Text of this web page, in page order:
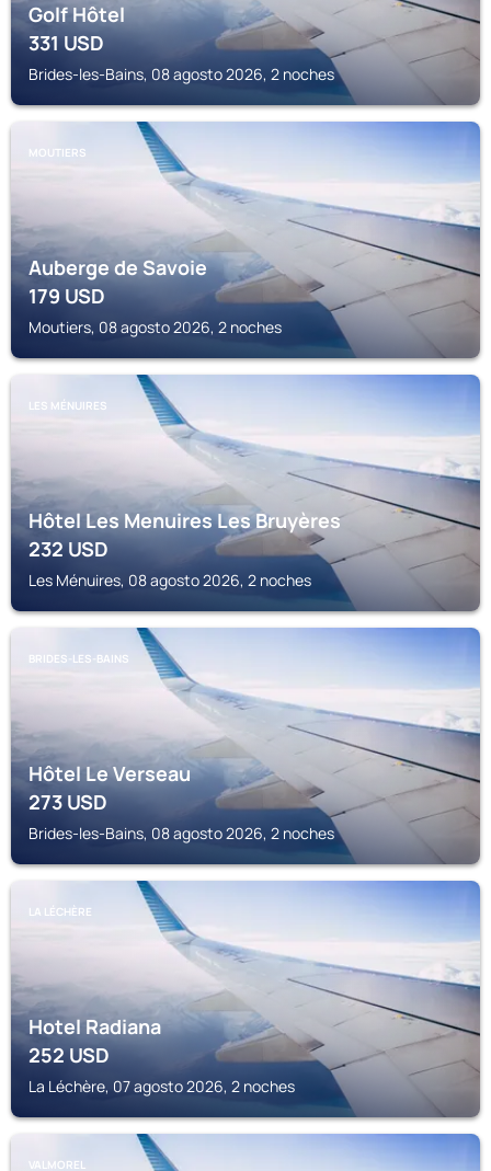
Golf Hôtel
331USD
Brides-les-Bains, 08 agosto 2026, 2 noches
MOUTIERS
Auberge de Savoie
179USD
Moutiers, 08 agosto 2026, 2 noches
LES MÉNUIRES
Hôtel Les Menuires Les Bruyères
232USD
Les Ménuires, 08 agosto 2026, 2 noches
BRIDES-LES-BAINS
Hôtel Le Verseau
273USD
Brides-les-Bains, 08 agosto 2026, 2 noches
LA LÉCHÈRE
Hotel Radiana
252USD
La Léchère, 07 agosto 2026, 2 noches
VALMOREL